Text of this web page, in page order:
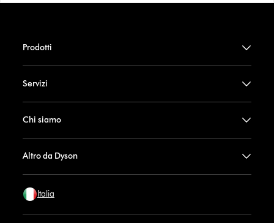
Prodotti
Servizi
Chi siamo
Altro da Dyson
Italia